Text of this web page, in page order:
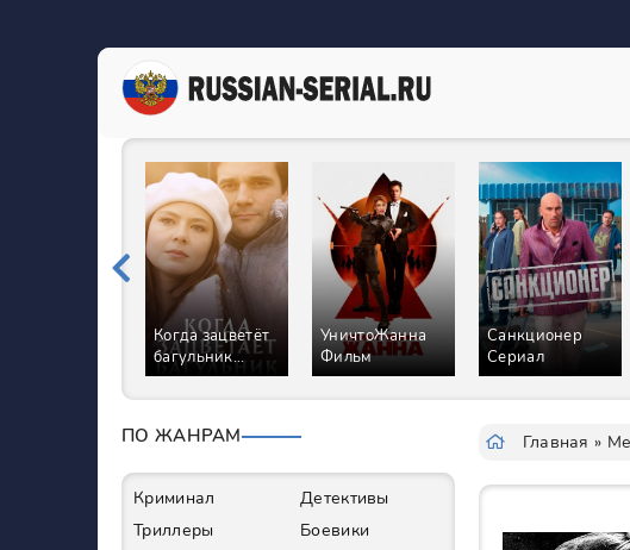
Когда зацветёт
багульник
Сериал
УничтоЖанна
Фильм
Санкционер
Сериал
Главная »
ПО ЖАНРАМ
Криминал
Детективы
Триллеры
Боевики